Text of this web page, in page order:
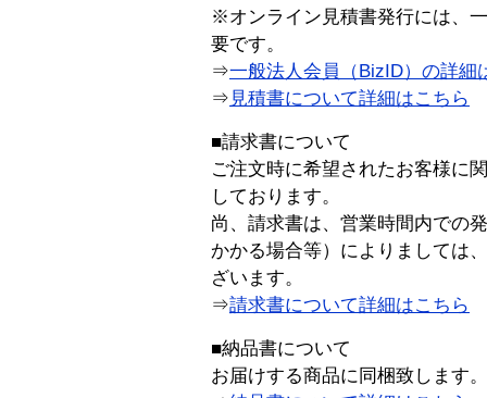
※オンライン見積書発行には、
要です。
⇒一般法人会員（BizID）の詳細
⇒ 見積書について詳細はこちら
■請求書について
ご注文時に希望されたお客様に
しております。
尚、請求書は、営業時間内での
かかる場合等）によりましては
ざいます。
⇒請求書について詳細はこちら
■納品書について
お届けする商品に同梱致します。